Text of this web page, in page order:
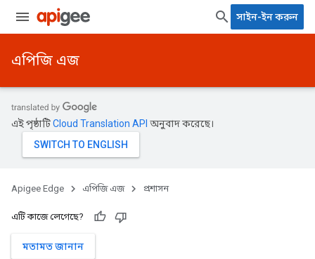
সাইন-ইন করুন
এপিজি এজ
এই পৃষ্ঠাটিCloud Translation API অনুবাদ করেছে।
Apigee Edge এপিজি এজ প্রশাসন
এটি কাজে লেগেছে?
মতামত জানান